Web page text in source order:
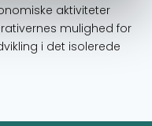
aktiviteter
mulighed for
i det isolerede